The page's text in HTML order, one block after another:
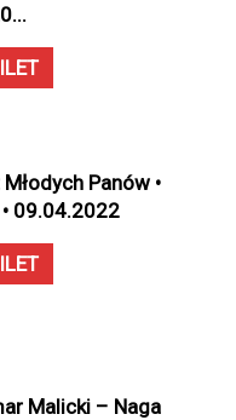
Panów •
09.04.2022
Malicki – Naga